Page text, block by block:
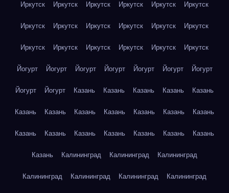
Иркутск Иркутск Иркутск Иркутск Иркутск Иркутск
Иркутск Иркутск Иркутск Иркутск Иркутск Иркутск
Иркутск Иркутск Иркутск Иркутск Иркутск Иркутск
Йогурт Йогурт Йогурт Йогурт Йогурт Йогурт Йогурт
Йогурт Йогурт Казань Казань Казань Казань Казань
Казань Казань Казань Казань Казань Казань Казань
Казань Казань Казань Казань Казань Казань Казань
Казань Калининград Калининград Калининград
Калининград Калининград Калининград Калининград